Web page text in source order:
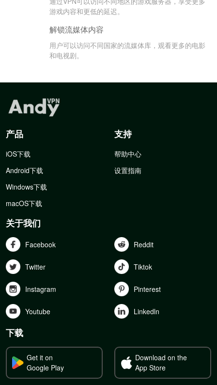
游戏内容和更低的延迟。
解锁流媒体内容
用户可以访问不同国家的流媒体库，观看更多的电影
和电视剧。
产品
iOS下载
Android下载
Windows下载
macOS下载
支持
帮助中心
设置指南
关于我们
Facebook Reddit
Twitter Tiktok
Instagram Pinterest
Youtube Linkedln
下载
Get it on
Google Play
Download on the
App Store